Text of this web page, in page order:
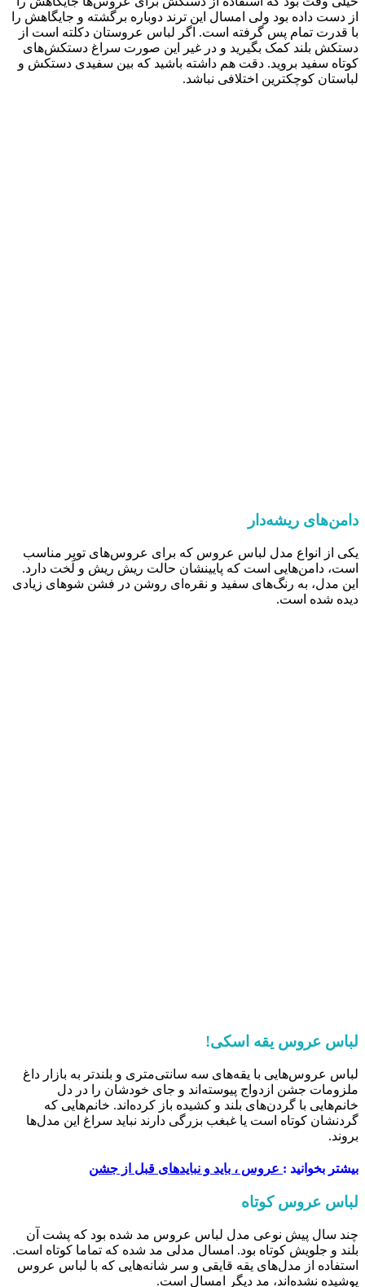
از دست داده بود ولی امسال این ترند دوباره برگشته و جایگاهش را
با قدرت تمام پس گرفته است. اگر لباس عروستان دکلته است از
دستکش بلند کمک بگیرید و در غیر این صورت سراغ دستکش‌های
کوتاه سفید بروید. دقت هم داشته باشید که بین سفیدی دستکش و
لباستان کوچکترین اختلافی نباشد.
دامن‌های ریشه‌دار
یکی از انواع مدل لباس عروس که برای عروس‌های توپر مناسب
است، دامن‌هایی است که پایینشان حالت ریش ریش و لَخت دارد.
این مدل‌، به رنگ‌های سفید و نقره‌ای روشن در فشن شوهای زیادی
دیده شده‌ است.
لباس عروس یقه اسکی!
لباس‌ عروس‌هایی با یقه‌های سه سانتی‌متری و بلندتر به بازار داغ
ملزومات جشن ازدواج پیوسته‌اند و جای خودشان را در دل
خانم‌هایی با گردن‌های بلند و کشیده باز کرده‌اند. خانم‌هایی که
گردنشان کوتاه است یا غبغب بزرگی دارند نباید سراغ این مدل‌ها
بروند.
بیشتر بخوانید : عروس ، باید و نبایدهای قبل از جشن
لباس عروس کوتاه
چند سال پیش نوعی مدل لباس عروس مد شده بود که پشت آن
بلند و جلویش کوتاه بود. امسال مدلی مد شده که تماما کوتاه است.
استفاده از مدل‎‌های یقه قایقی و سر شانه‌هایی که با لباس عروس
پوشیده نشده‌اند، مد دیگر امسال است.